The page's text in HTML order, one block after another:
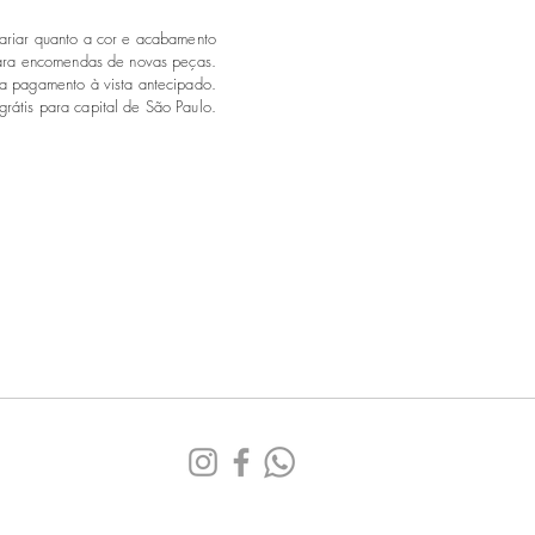
quanto a cor e acabamento
encomendas de novas peças.
pagamento à vista antecipado.
para capital de São Paulo.